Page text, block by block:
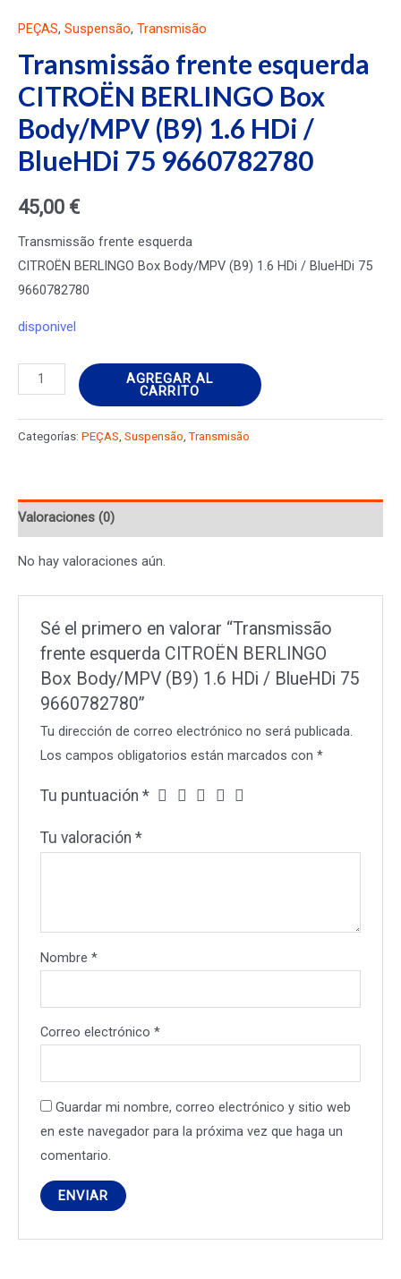
PEÇAS, Suspensão, Transmisão
Transmissão frente esquerda
CITROËN BERLINGO Box
Body/MPV (B9) 1.6 HDi /
BlueHDi 75 9660782780
45,00 €
Transmissão frente esquerda
CITROËN BERLINGO Box Body/MPV (B9) 1.6 HDi / BlueHDi 75
9660782780
disponivel
Transmissão
frente
esquerda
CITROËN
Body/MPV
1.6
BlueHDi
9660782780
cantidad
AGREGAR AL
CARRITO
Categorías: PEÇAS Suspensão ,Transmisão
Valoraciones (0)
No hay valoraciones aún.
Sé el primero en valorar “Transmissão
frente esquerda CITROËN BERLINGO
Box Body/MPV (B9) 1.6 HDi / BlueHDi 75
9660782780”
Tu dirección de correo electrónico no será publicada.
Los campos obligatorios están marcados con*
Tu puntuación*
Tu valoración*
Nombre*
Correo electrónico*
Guardar mi nombre, correo electrónico y sitio web
en este navegador para la próxima vez que haga un
comentario.